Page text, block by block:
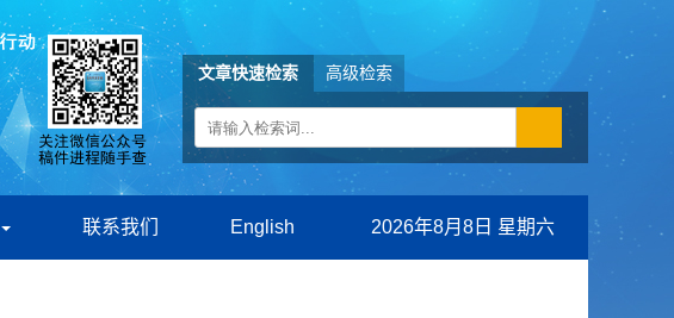
文章快速检索 高级检索
联系我们 English 2026年8月8日 星期六